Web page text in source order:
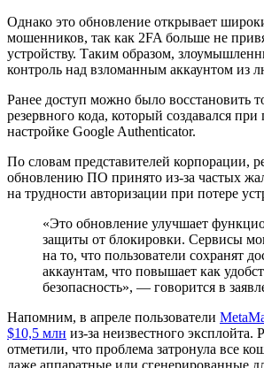
Однако это обновление открывает
мошенников, так как 2FA больше не
устройству. Таким образом,
контроль над взломанным аккаунтом из
Ранее доступ можно было восстановить
резервного кода, который создавался при
настройке Google Authenticator.
По словам представителей корпорации,
обновлению ПО принято из-за частых
на трудности авторизации при потере
«Это обновление улучшает
защиты от блокировки. Сервисы
на то, что пользователи сохранят
аккаунтам, что повышает как
безопасность», — говорится в
Напомним, в апреле пользователи
$10,5 млн из-за неизвестного эксплойта.
отметили, что проблема затронула все
даже аппаратные или сгенерированные